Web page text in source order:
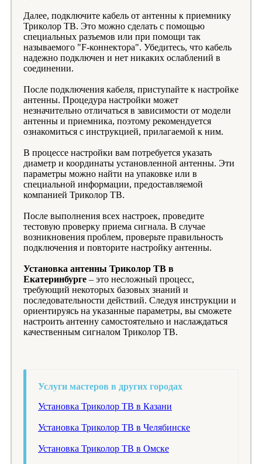
Далее, подключите кабель от антенны к приемнику
Триколор ТВ. Это можно сделать с помощью
специальных разъемов или при помощи так
называемого "F-коннектора". Убедитесь, что кабель
надежно подключен и нет никаких ослаблений в
соединении.
После подключения кабеля, приступайте к настройке
антенны. Процедура настройки может
незначительно отличаться в зависимости от модели
антенны и приемника, поэтому рекомендуется
ознакомиться с инструкцией, прилагаемой к ним.
В процессе настройки вам потребуется указать
диаметр и координаты установленной антенны. Эти
параметры можно найти на упаковке или в
специальной информации, предоставляемой
компанией Триколор ТВ.
После выполнения всех настроек, проведите
тестовую проверку приема сигнала. В случае
возникновения проблем, проверьте правильность
подключения и повторите настройку антенны.
Установка антенны Триколор ТВ в
Екатеринбурге – это несложный процесс,
требующий некоторых базовых знаний и
последовательности действий. Следуя инструкции и
ориентируясь на указанные параметры, вы сможете
настроить антенну самостоятельно и наслаждаться
качественным сигналом Триколор ТВ.
Услуги мастеров в других городах
Установка Триколор ТВ в Казани
Установка Триколор ТВ в Челябинске
Установка Триколор ТВ в Омске